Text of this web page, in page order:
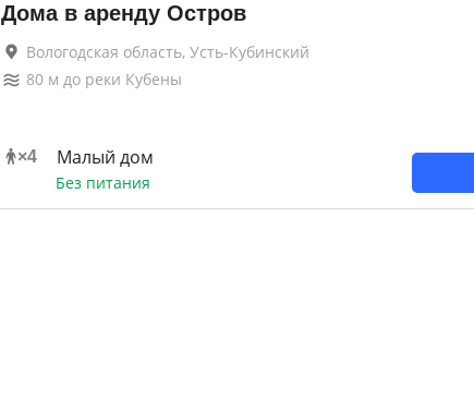
Дома в аренду Остров
Вологодская область, Усть-Кубинский
80м до реки Кубены
×4 Малый дом
Без питания